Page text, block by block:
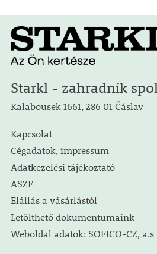
Starkl - zahradník
Kalabousek 1661, 286 01 Čáslav
Kapcsolat
Cégadatok, impressum
Adatkezelési tájékoztató
ASZF
Elállás a vásárlástól
Letölthető dokumentumaink
Weboldal adatok: SOFICO-CZ,